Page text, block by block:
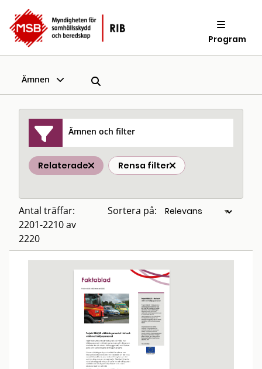
Program
Ämnen
Ämnen och filter
Relaterade Rensa filter
Antal träffar:
2201-2210 av
2220
Sortera på: